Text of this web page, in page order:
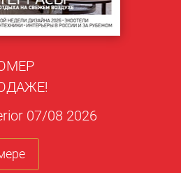
07/08 2026